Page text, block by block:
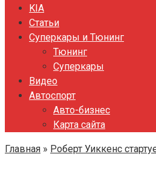
KIA
Статьи
Суперкары и Тюнинг
Тюнинг
Суперкары
Видео
Автоспорт
Авто-бизнес
Карта сайта
Главная » Роберт Уиккенс